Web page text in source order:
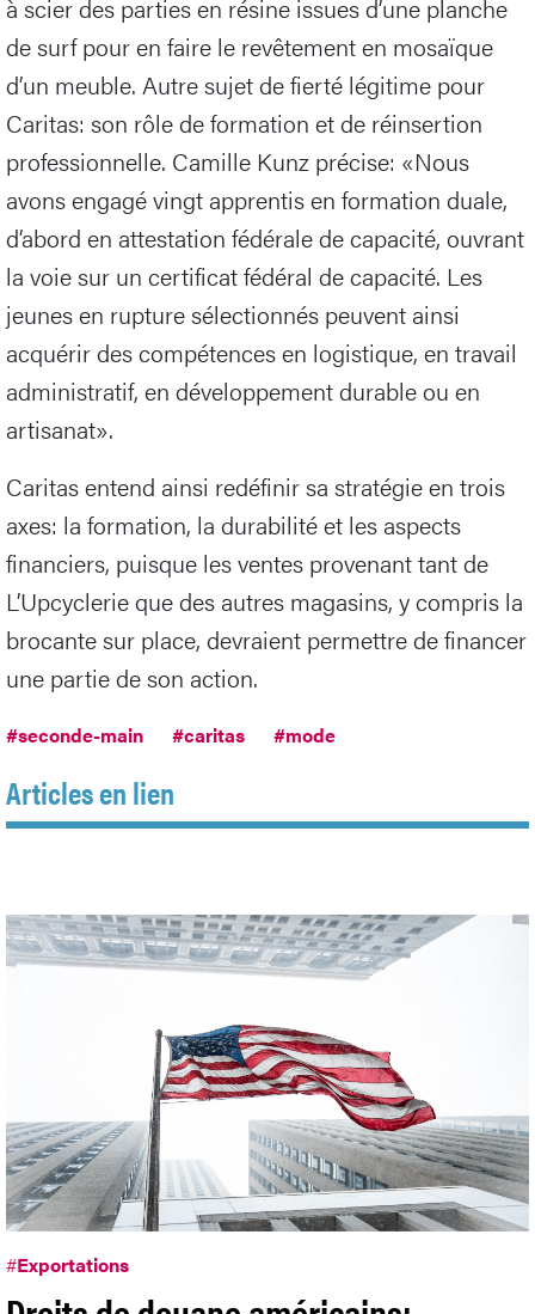
à scier des parties en résine issues d’une planche
de surf pour en faire le revêtement en mosaïque
d’un meuble. Autre sujet de fierté légitime pour
Caritas: son rôle de formation et de réinsertion
professionnelle. Camille Kunz précise: «Nous
avons engagé vingt apprentis en formation duale,
d’abord en attestation fédérale de capacité, ouvrant
la voie sur un certificat fédéral de capacité. Les
jeunes en rupture sélectionnés peuvent ainsi
acquérir des compétences en logistique, en travail
administratif, en développement durable ou en
artisanat».
Caritas entend ainsi redéfinir sa stratégie en trois
axes: la formation, la durabilité et les aspects
financiers, puisque les ventes provenant tant de
L’Upcyclerie que des autres magasins, y compris la
brocante sur place, devraient permettre de financer
une partie de son action.
#seconde-main #caritas #mode
Articles en lien
#Exportations